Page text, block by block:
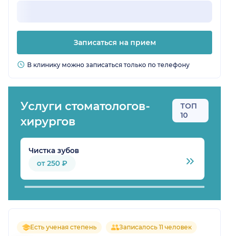
Записаться на прием
В клинику можно записаться только по телефону
Услуги стоматологов-
хирургов
ТОП
10
Чистка зубов
от 250 ₽
Есть ученая степень Записалось 11 человек